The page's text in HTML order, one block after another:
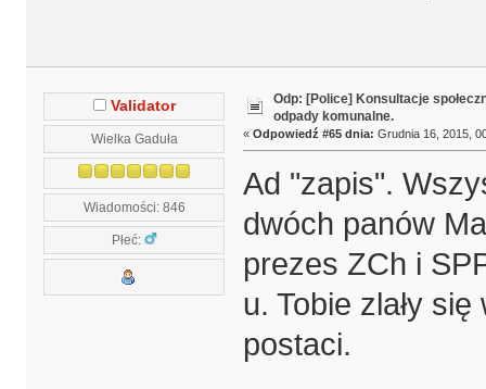
Validator
Wielka Gaduła
Wiadomości: 846
Płeć:
Odp: [Police] Konsultacje
odpady komunalne.
« Odpowiedź #65 dnia: Grudnia 16, 2015,
Ad "zapis".
dwóch panów
prezes ZCh i
u. Tobie zlały
postaci.